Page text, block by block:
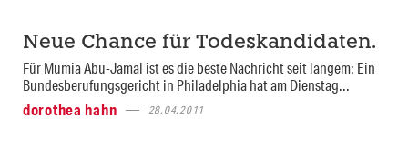
Neue Chance für Todeskandidaten.
Für Mumia Abu-Jamal ist es die beste Nachricht seit langem: Ein
Bundesberufungsgericht in Philadelphia hat am Dienstag...
dorothea hahn
28.04.2011